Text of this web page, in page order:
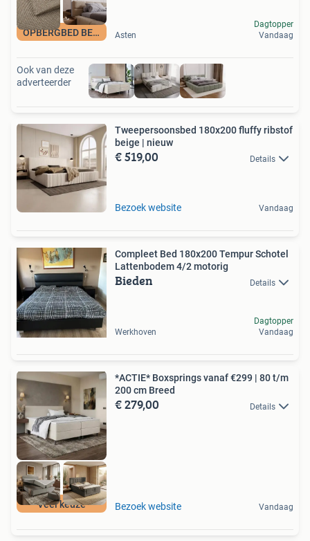
OPBERGBED BEIGE Asten
Dagtopper
Vandaag
Ook van deze
adverteerder
Tweepersoonsbed 180x200 fluffy ribstof
beige | nieuw
€ 519,00 Details
Bezoek website Vandaag
Compleet Bed 180x200 Tempur Schotel
Lattenbodem 4/2 motorig
Bieden Details
Werkhoven
Dagtopper
Vandaag
Veel keuze
*ACTIE* Boxsprings vanaf €299 | 80 t/m
200 cm Breed
€ 279,00 Details
Bezoek website Vandaag